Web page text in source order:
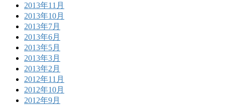
2013年11月
2013年10月
2013年7月
2013年6月
2013年5月
2013年3月
2013年2月
2012年11月
2012年10月
2012年9月